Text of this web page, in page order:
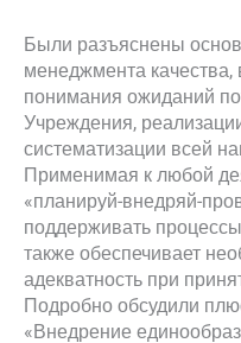
Были разъяснены
менеджмента качества,
понимания ожиданий
Учреждения,
систематизации всей
Применимая к любой
«планируй-внедряй-
поддерживать
также обеспечивает
адекватность при
Подробно обсудили
«Внедрение